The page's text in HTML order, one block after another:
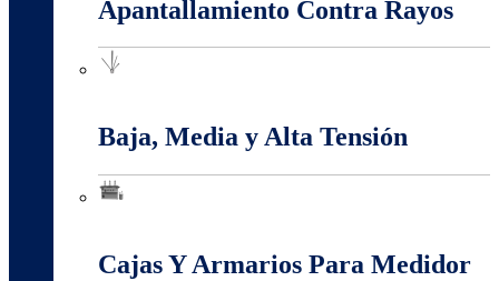
Apantallamiento Contra Rayos
Baja, Media y Alta Tensión
Cajas Y Armarios Para Medidor